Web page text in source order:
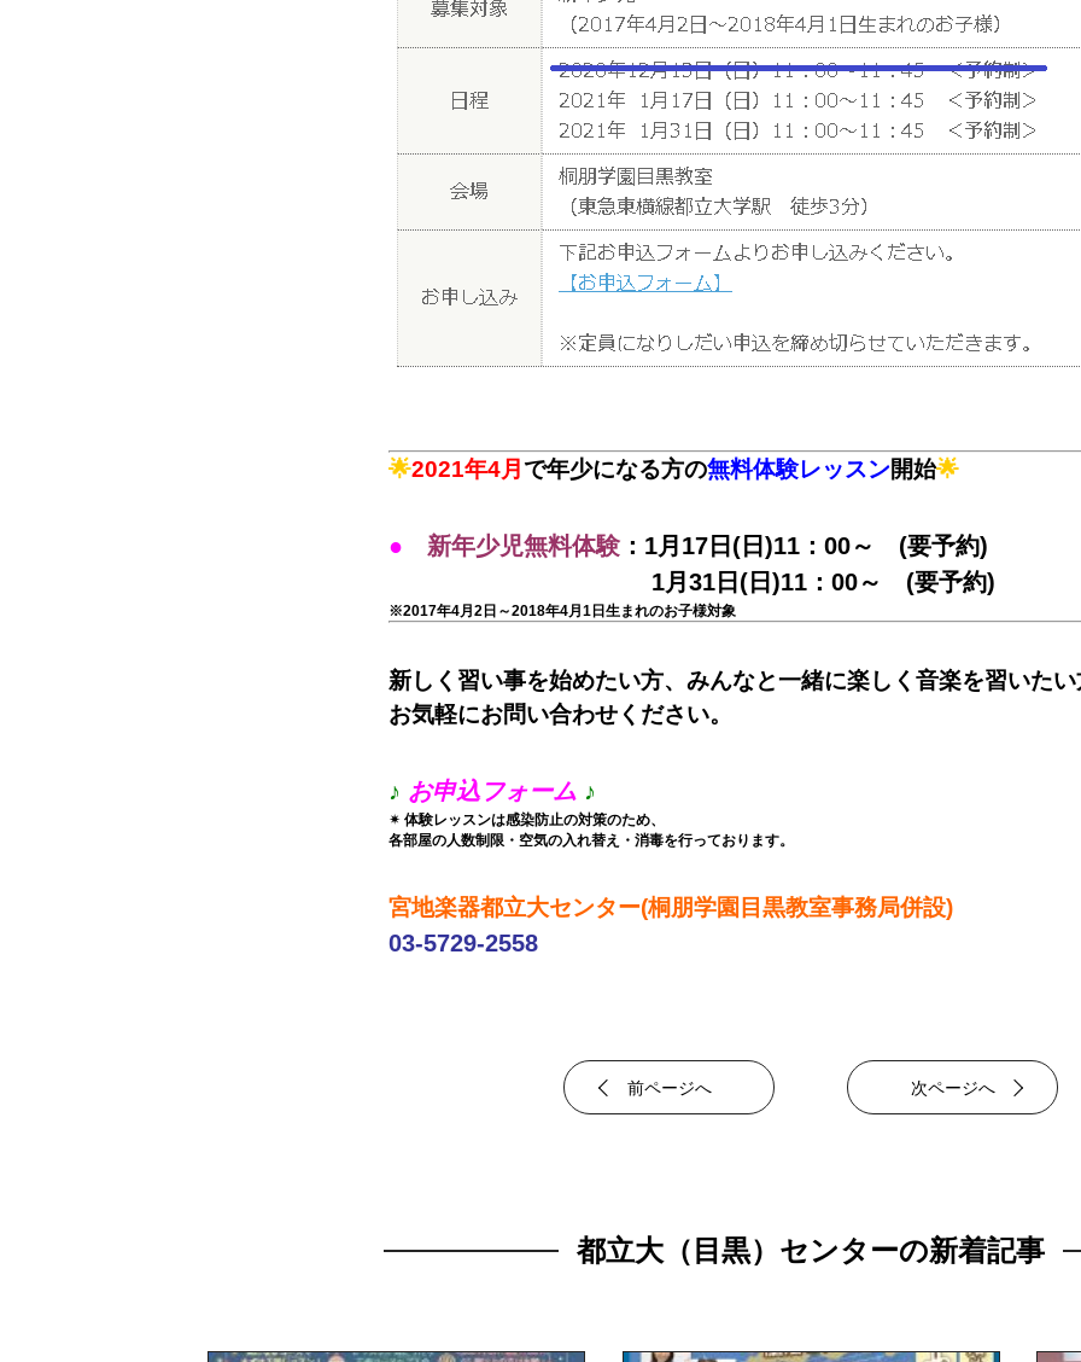
🌟2021年4月 で年少になる方の無料体験レッスン開始🌟
● 新年少児無料体験 ：1月17日(日)11：00～ (要予約)
1月31日(日)11：00～ (要予約)
※2017年4月2日～2018年4月1日生まれのお子様対象
新しく習い事を始めたい方、みんなと一緒に楽しく音楽を習いたい
お気軽にお問い合わせください。
♪ お申込フォーム ♪
✴ 体験レッスンは感染防止の対策のため、
各部屋の人数制限・空気の入れ替え・消毒を行っております。
宮地楽器都立大センター(桐朋学園目黒教室事務局併設)
03-5729-2558
前ページへ 次ページへ
都立大（目黒）センターの新着記事